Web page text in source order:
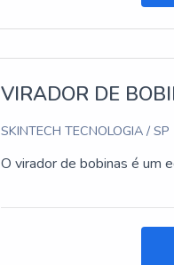
VIRADOR DE
SKINTECH TECNOLOGIA / SP
O virador de bobinas é um